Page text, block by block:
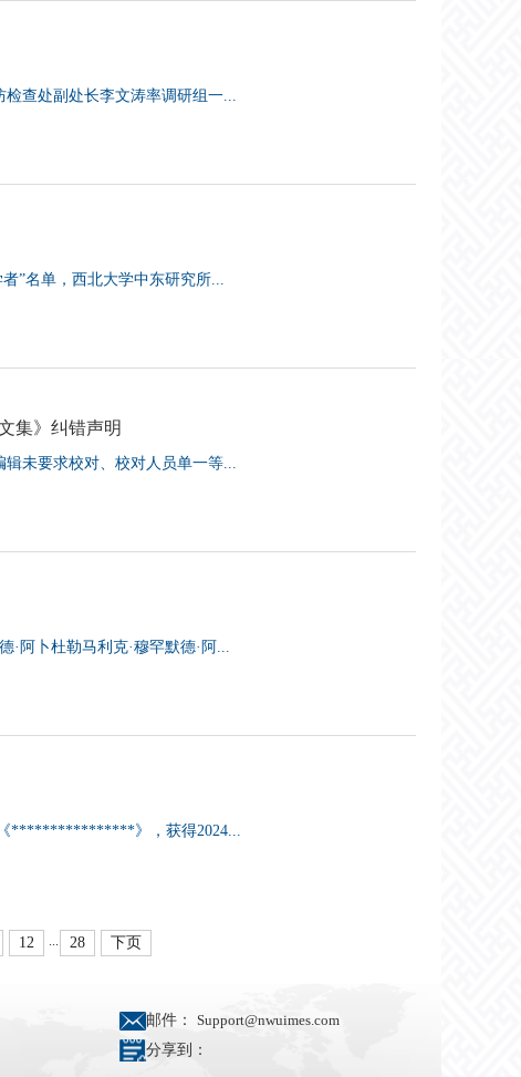
查处副处长李文涛率调研组一...
”名单，西北大学中东研究所...
集》纠错声明
未要求校对、校对人员单一等...
阿卜杜勒马利克·穆罕默德·阿...
****************》，获得2024...
12 ... 28 下页
邮件： Support@nwuimes.com
分享到：